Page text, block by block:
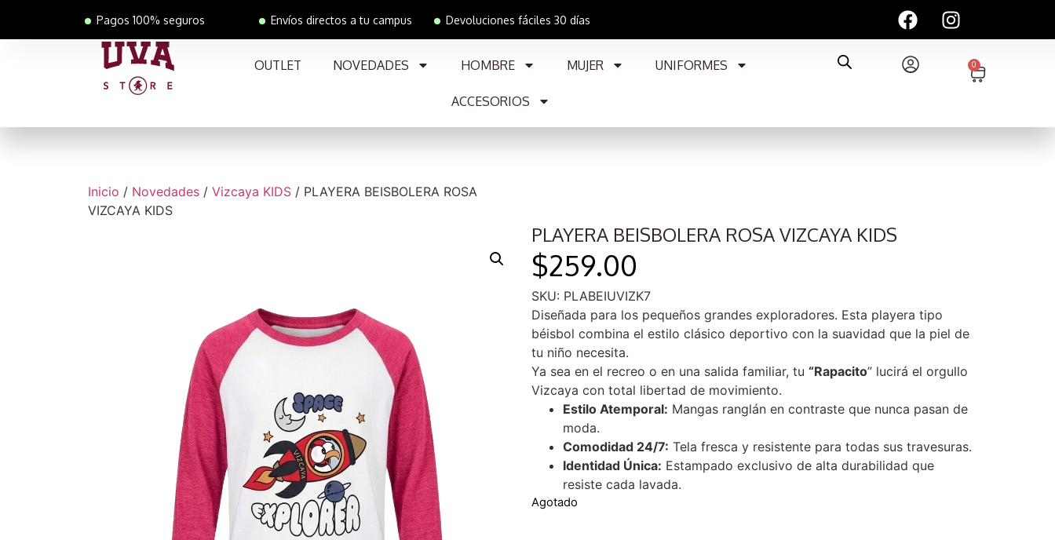
Pagos 100% seguros Envíos directos a tu campus Devoluciones fáciles 30 días
OUTLET NOVEDADES HOMBRE MUJER UNIFORMES
ACCESORIOS
0
Inicio / Novedades / Vizcaya KIDS / PLAYERA BEISBOLERA ROSA
VIZCAYA KIDS
PLAYERA BEISBOLERA ROSA VIZCAYA KIDS
$259.00
SKU: PLABEIUVIZK7
Diseñada para los pequeños grandes exploradores. Esta playera tipo
béisbol combina el estilo clásico deportivo con la suavidad que la piel de
tu niño necesita.
Ya sea en el recreo o en una salida familiar, tu“Rapacito” lucirá el orgullo
Vizcaya con total libertad de movimiento.
Estilo Atemporal: Mangas ranglán en contraste que nunca pasan de
moda.
Comodidad 24/7: Tela fresca y resistente para todas sus travesuras.
Identidad Única: Estampado exclusivo de alta durabilidad que
resiste cada lavada.
Agotado